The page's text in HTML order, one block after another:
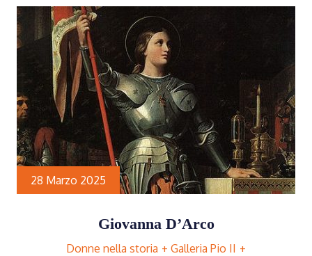
28 Marzo 2025
Giovanna D’Arco
Donne nella storia
Galleria Pio II